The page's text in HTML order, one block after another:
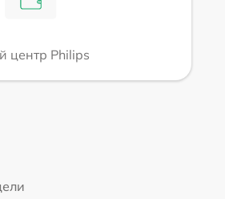
центр Philips